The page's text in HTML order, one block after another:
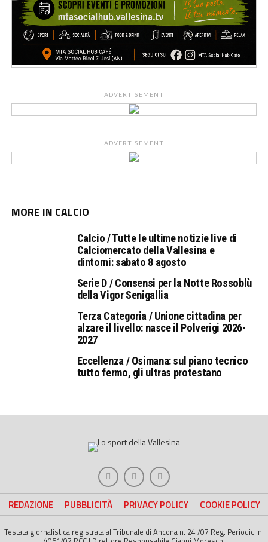
ADVERTISEMENT
ADVERTISEMENT
MORE IN CALCIO
Calcio / Tutte le ultime notizie live di
Calciomercato della Vallesina e
dintorni: sabato 8 agosto
Serie D / Consensi per la Notte Rossoblù
della Vigor Senigallia
Terza Categoria / Unione cittadina per
alzare il livello: nasce il Polverigi 2026-
2027
Eccellenza / Osimana: sul piano tecnico
tutto fermo, gli ultras protestano
REDAZIONE PUBBLICITÀ PRIVACY POLICY COOKIE POLICY
Testata giornalistica registrata al Tribunale di Ancona n. 24 /07 Reg. Periodici n.